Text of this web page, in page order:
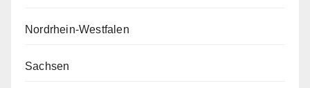
Nordrhein-Westfalen
Sachsen